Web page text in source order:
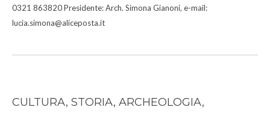
0321 863820 Presidente: Arch. Simona Gianoni, e-mail:
lucia.simona@aliceposta.it
CULTURA, STORIA, ARCHEOLOGIA,